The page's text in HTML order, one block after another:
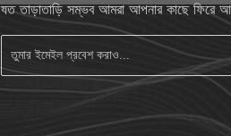
যত তাড়াতাড়ি সম্ভব আমরা আপনার কাছে ফিরে